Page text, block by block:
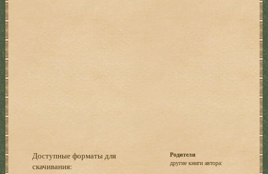
Доступные форматы для
скачивания:
Родители
другие книги автора: